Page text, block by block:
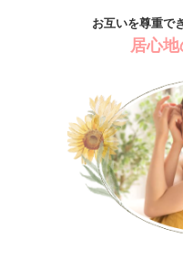
お互いを尊重で
居心